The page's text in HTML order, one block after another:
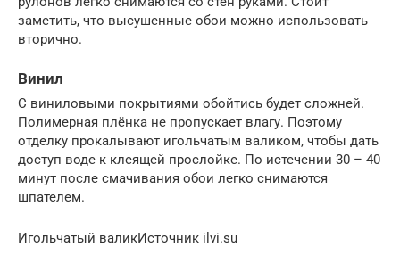
заметить, что высушенные обои можно использовать
вторично.
Винил
С виниловыми покрытиями обойтись будет сложней.
Полимерная плёнка не пропускает влагу. Поэтому
отделку прокалывают игольчатым валиком, чтобы дать
доступ воде к клеящей прослойке. По истечении 30 – 40
минут после смачивания обои легко снимаются
шпателем.
Игольчатый валикИсточник ilvi.su